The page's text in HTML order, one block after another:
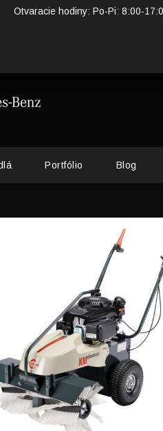
Otvaracie hodiny: Po-Pi: 8:00-
Portfólio Blog